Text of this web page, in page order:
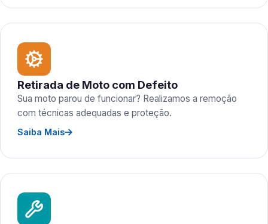
Retirada de Moto com Defeito
Sua moto parou de funcionar? Realizamos a remoção
com técnicas adequadas e proteção.
Saiba Mais